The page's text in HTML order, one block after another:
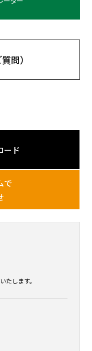
問）
ード
で
たします。